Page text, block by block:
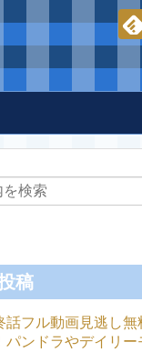
稿
話フル動画見逃し無
パンドラやデイリー